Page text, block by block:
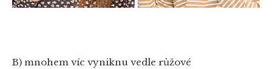
B) mnohem víc vyniknu vedle růžové